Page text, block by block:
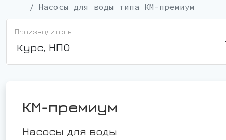
Насосы для воды типа КМ-премиум
Производитель:
Курс, НПО
КМ-премиум
Насосы для воды